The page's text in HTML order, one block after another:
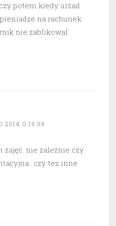
potem kiedy urzad
na rachunek
nie zablikowal
2014 O 19:09
zajęć. nie zależnie czy
czy tez inne